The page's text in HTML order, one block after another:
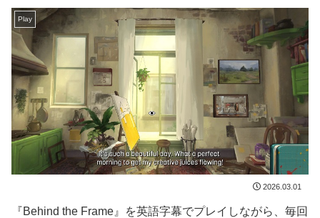
Play
2026.03.01
『Behind the Frame』を英語字幕でプレイしながら、毎回